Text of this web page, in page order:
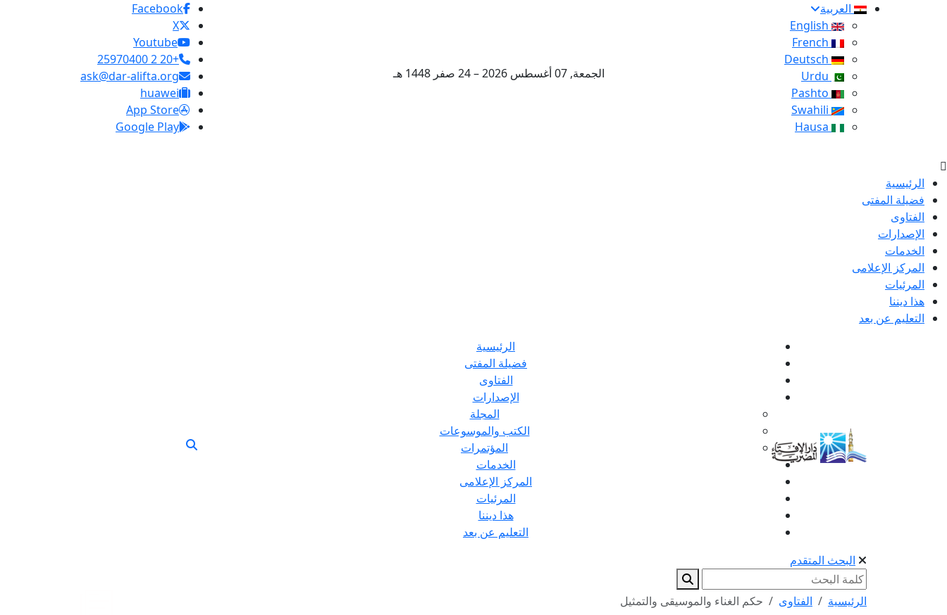
العربية
الجمعة, 07 أغسطس 2026 – 24 صفر 1448 هـ
Facebook
X
Youtube
+20 2 25970400
ask@dar-alifta.org
huawei
App Store
Google Play
الرئيسية
فضيلة المفتى
الفتاوى
الإصدارات
الخدمات
المركز الإعلامى
المرئيات
هذا ديننا
التعليم عن بعد
الرئيسية
فضيلة المفتى
الفتاوى
الإصدارات
المجلة
الكتب والموسوعات
المؤتمرات
الخدمات
المركز الإعلامى
المرئيات
هذا ديننا
التعليم عن بعد
البحث المتقدم
الرئيسية الفتاوى حكم الغناء والموسيقى والتمثيل